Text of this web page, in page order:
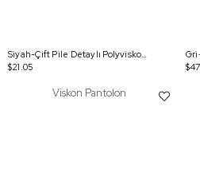
Siyah-Çift Pile Detaylı Polyviskon Pantolon
$21.05
Viskon Pantolon